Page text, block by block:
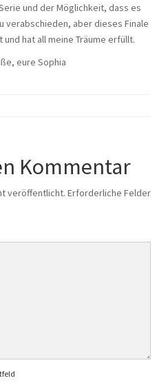
und der Möglichkeit, dass es
verabschieden, aber dieses Finale
hat all meine Träume erfüllt.
eure Sophia
Kommentar
veröffentlicht. Erforderliche Felder